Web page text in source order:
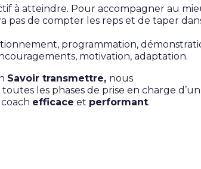
à atteindre. Pour accompagner au
pas de compter les reps et de taper
programmation,
motivation, adaptation.
Savoir transmettre, nous
les phases de prise en charge
efficace et performant.